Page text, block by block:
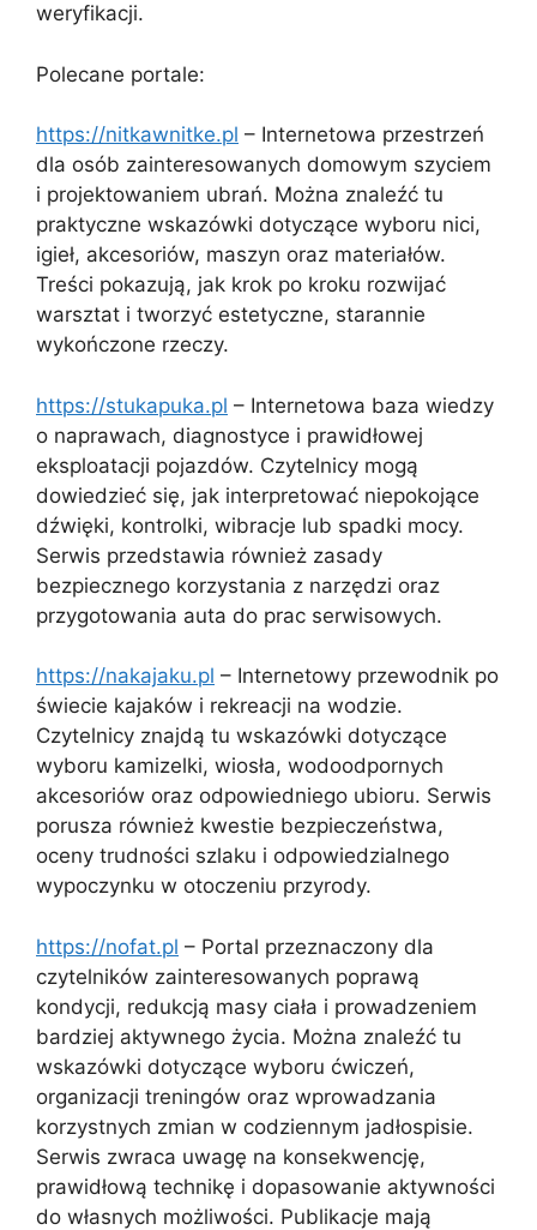
weryfikacji.
Polecane portale:
https://nitkawnitke.pl – Internetowa przestrzeń
dla osób zainteresowanych domowym szyciem
i projektowaniem ubrań. Można znaleźć tu
praktyczne wskazówki dotyczące wyboru nici,
igieł, akcesoriów, maszyn oraz materiałów.
Treści pokazują, jak krok po kroku rozwijać
warsztat i tworzyć estetyczne, starannie
wykończone rzeczy.
https://stukapuka.pl – Internetowa baza wiedzy
o naprawach, diagnostyce i prawidłowej
eksploatacji pojazdów. Czytelnicy mogą
dowiedzieć się, jak interpretować niepokojące
dźwięki, kontrolki, wibracje lub spadki mocy.
Serwis przedstawia również zasady
bezpiecznego korzystania z narzędzi oraz
przygotowania auta do prac serwisowych.
https://nakajaku.pl – Internetowy przewodnik po
świecie kajaków i rekreacji na wodzie.
Czytelnicy znajdą tu wskazówki dotyczące
wyboru kamizelki, wiosła, wodoodpornych
akcesoriów oraz odpowiedniego ubioru. Serwis
porusza również kwestie bezpieczeństwa,
oceny trudności szlaku i odpowiedzialnego
wypoczynku w otoczeniu przyrody.
https://nofat.pl – Portal przeznaczony dla
czytelników zainteresowanych poprawą
kondycji, redukcją masy ciała i prowadzeniem
bardziej aktywnego życia. Można znaleźć tu
wskazówki dotyczące wyboru ćwiczeń,
organizacji treningów oraz wprowadzania
korzystnych zmian w codziennym jadłospisie.
Serwis zwraca uwagę na konsekwencję,
prawidłową technikę i dopasowanie aktywności
do własnych możliwości. Publikacje mają